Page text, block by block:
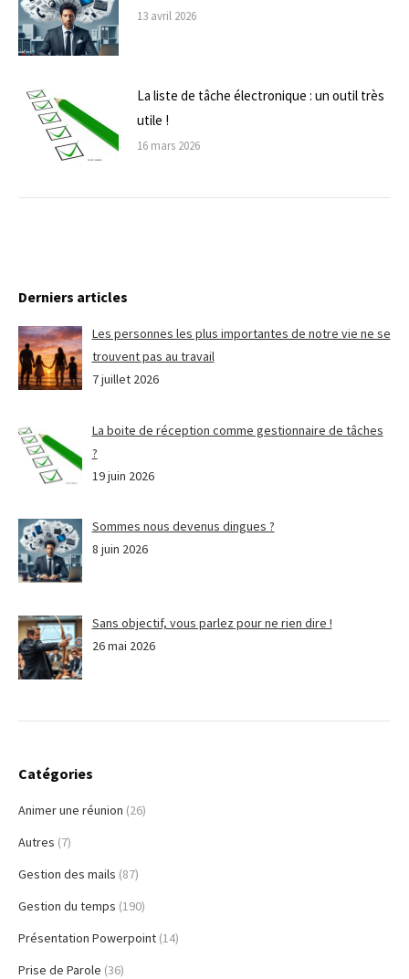
13 avril 2026
La liste de tâche électronique : un outil très
utile !
16 mars 2026
Derniers articles
Les personnes les plus importantes de notre vie ne se
trouvent pas au travail
7 juillet 2026
La boite de réception comme gestionnaire de tâches
?
19 juin 2026
Sommes nous devenus dingues ?
8 juin 2026
Sans objectif, vous parlez pour ne rien dire !
26 mai 2026
Catégories
Animer une réunion (26)
Autres (7)
Gestion des mails (87)
Gestion du temps (190)
Présentation Powerpoint (14)
Prise de Parole (36)